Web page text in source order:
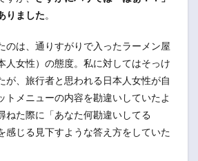
りました。
のは、通りすがりで入ったラーメン屋
人女性）の態度。私に対してはそっけ
が、旅行者と思われる日本人女性が自
トメニューの内容を勘違いしていたよ
ねた際に「あなた何勘違いしてる
感じる見下すような答え方をしていた